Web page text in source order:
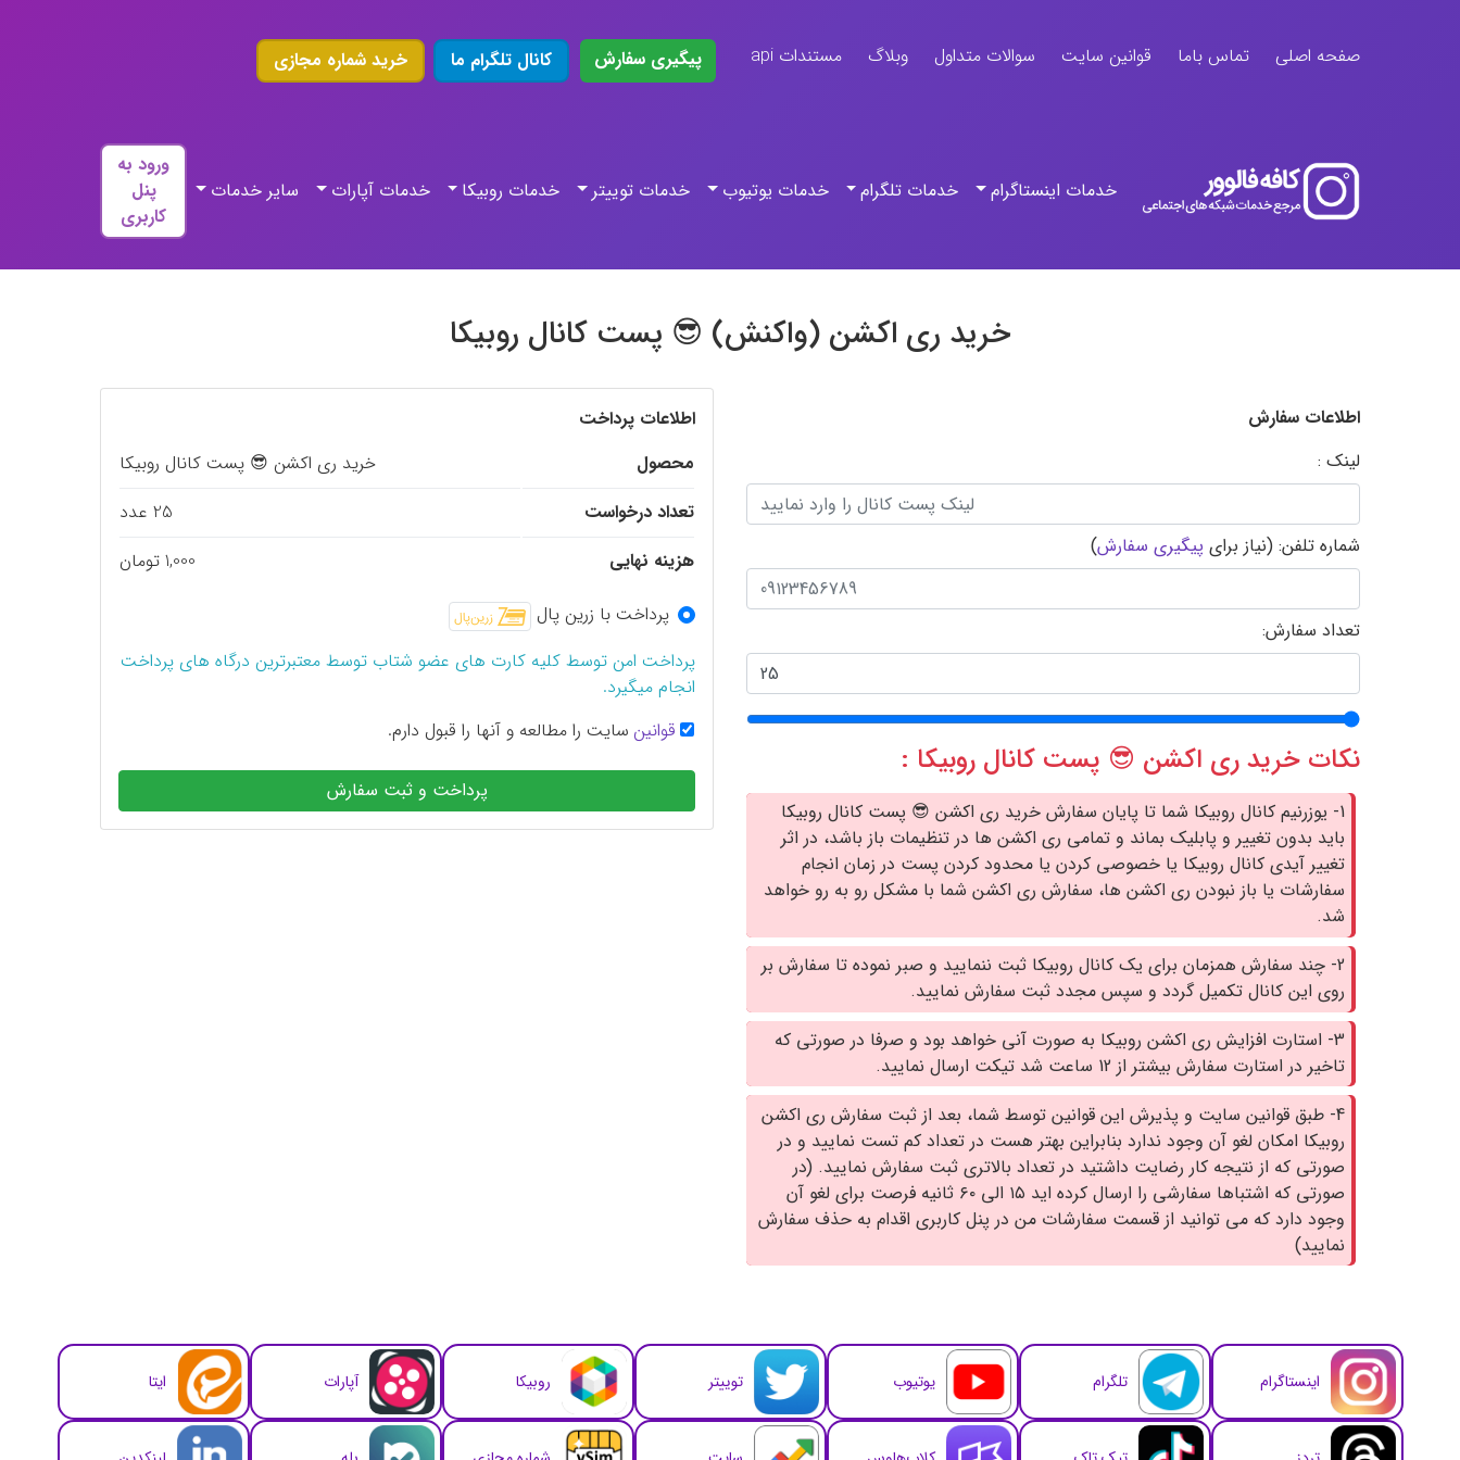
صفحه اصلی تماس باما قوانین سایت سوالات متداول وبلاگ مستندات api پیگیری سفارش کانال تلگرام ما خرید شماره مجازی
خدمات اینستاگرام خدمات تلگرام خدمات یوتیوب خدمات توییتر خدمات روبیکا خدمات آپارات سایر خدمات
ورود به
پنل
کاربری
خرید ری اکشن (واکنش) 😎 پست کانال روبیکا
اطلاعات سفارش
لینک :
شماره تلفن: (نیاز برای پیگیری سفارش)
تعداد سفارش:
نکات خرید ری اکشن 😎 پست کانال روبیکا :
1- یوزرنیم کانال روبیکا شما تا پایان سفارش خرید ری اکشن 😎 پست کانال روبیکا
باید بدون تغییر و پابلیک بماند و تمامی ری اکشن ها در تنظیمات باز باشد، در اثر
تغییر آیدی کانال روبیکا یا خصوصی کردن یا محدود کردن پست در زمان انجام
سفارشات یا باز نبودن ری اکشن ها، سفارش ری اکشن شما با مشکل رو به رو خواهد
شد.
2- چند سفارش همزمان برای یک کانال روبیکا ثبت ننمایید و صبر نموده تا سفارش بر
روی این کانال تکمیل گردد و سپس مجدد ثبت سفارش نمایید.
3- استارت افزایش ری اکشن روبیکا به صورت آنی خواهد بود و صرفا در صورتی که
تاخیر در استارت سفارش بیشتر از 12 ساعت شد تیکت ارسال نمایید.
4- طبق قوانین سایت و پذیرش این قوانین توسط شما، بعد از ثبت سفارش ری اکشن
روبیکا امکان لغو آن وجود ندارد بنابراین بهتر هست در تعداد کم تست نمایید و در
صورتی که از نتیجه کار رضایت داشتید در تعداد بالاتری ثبت سفارش نمایید. (در
صورتی که اشتباها سفارشی را ارسال کرده اید ۱۵ الی ۶۰ ثانیه فرصت برای لغو آن
وجود دارد که می توانید از قسمت سفارشات من در پنل کاربری اقدام به حذف سفارش
نمایید)
اطلاعات پرداخت
محصول
خرید ری اکشن 😎 پست کانال روبیکا
تعداد درخواست
25 عدد
هزینه نهایی
1,000 تومان
پرداخت با زرین پال
پرداخت امن توسط کلیه کارت های عضو شتاب توسط معتبرترین درگاه های پرداخت
انجام میگیرد.
قوانین سایت را مطالعه و آنها را قبول دارم.
پرداخت و ثبت سفارش
اینستاگرام تلگرام یوتیوب توییتر روبیکا آپارات ایتا